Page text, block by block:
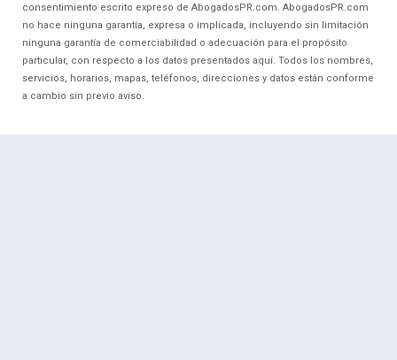
consentimiento escrito expreso de AbogadosPR.com. AbogadosPR.com
no hace ninguna garantía, expresa o implicada, incluyendo sin limitación
ninguna garantía de comerciabilidad o adecuación para el propósito
particular, con respecto a los datos presentados aquí. Todos los nombres,
servicios, horarios, mapas, teléfonos, direcciones y datos están conforme
a cambio sin previo aviso.